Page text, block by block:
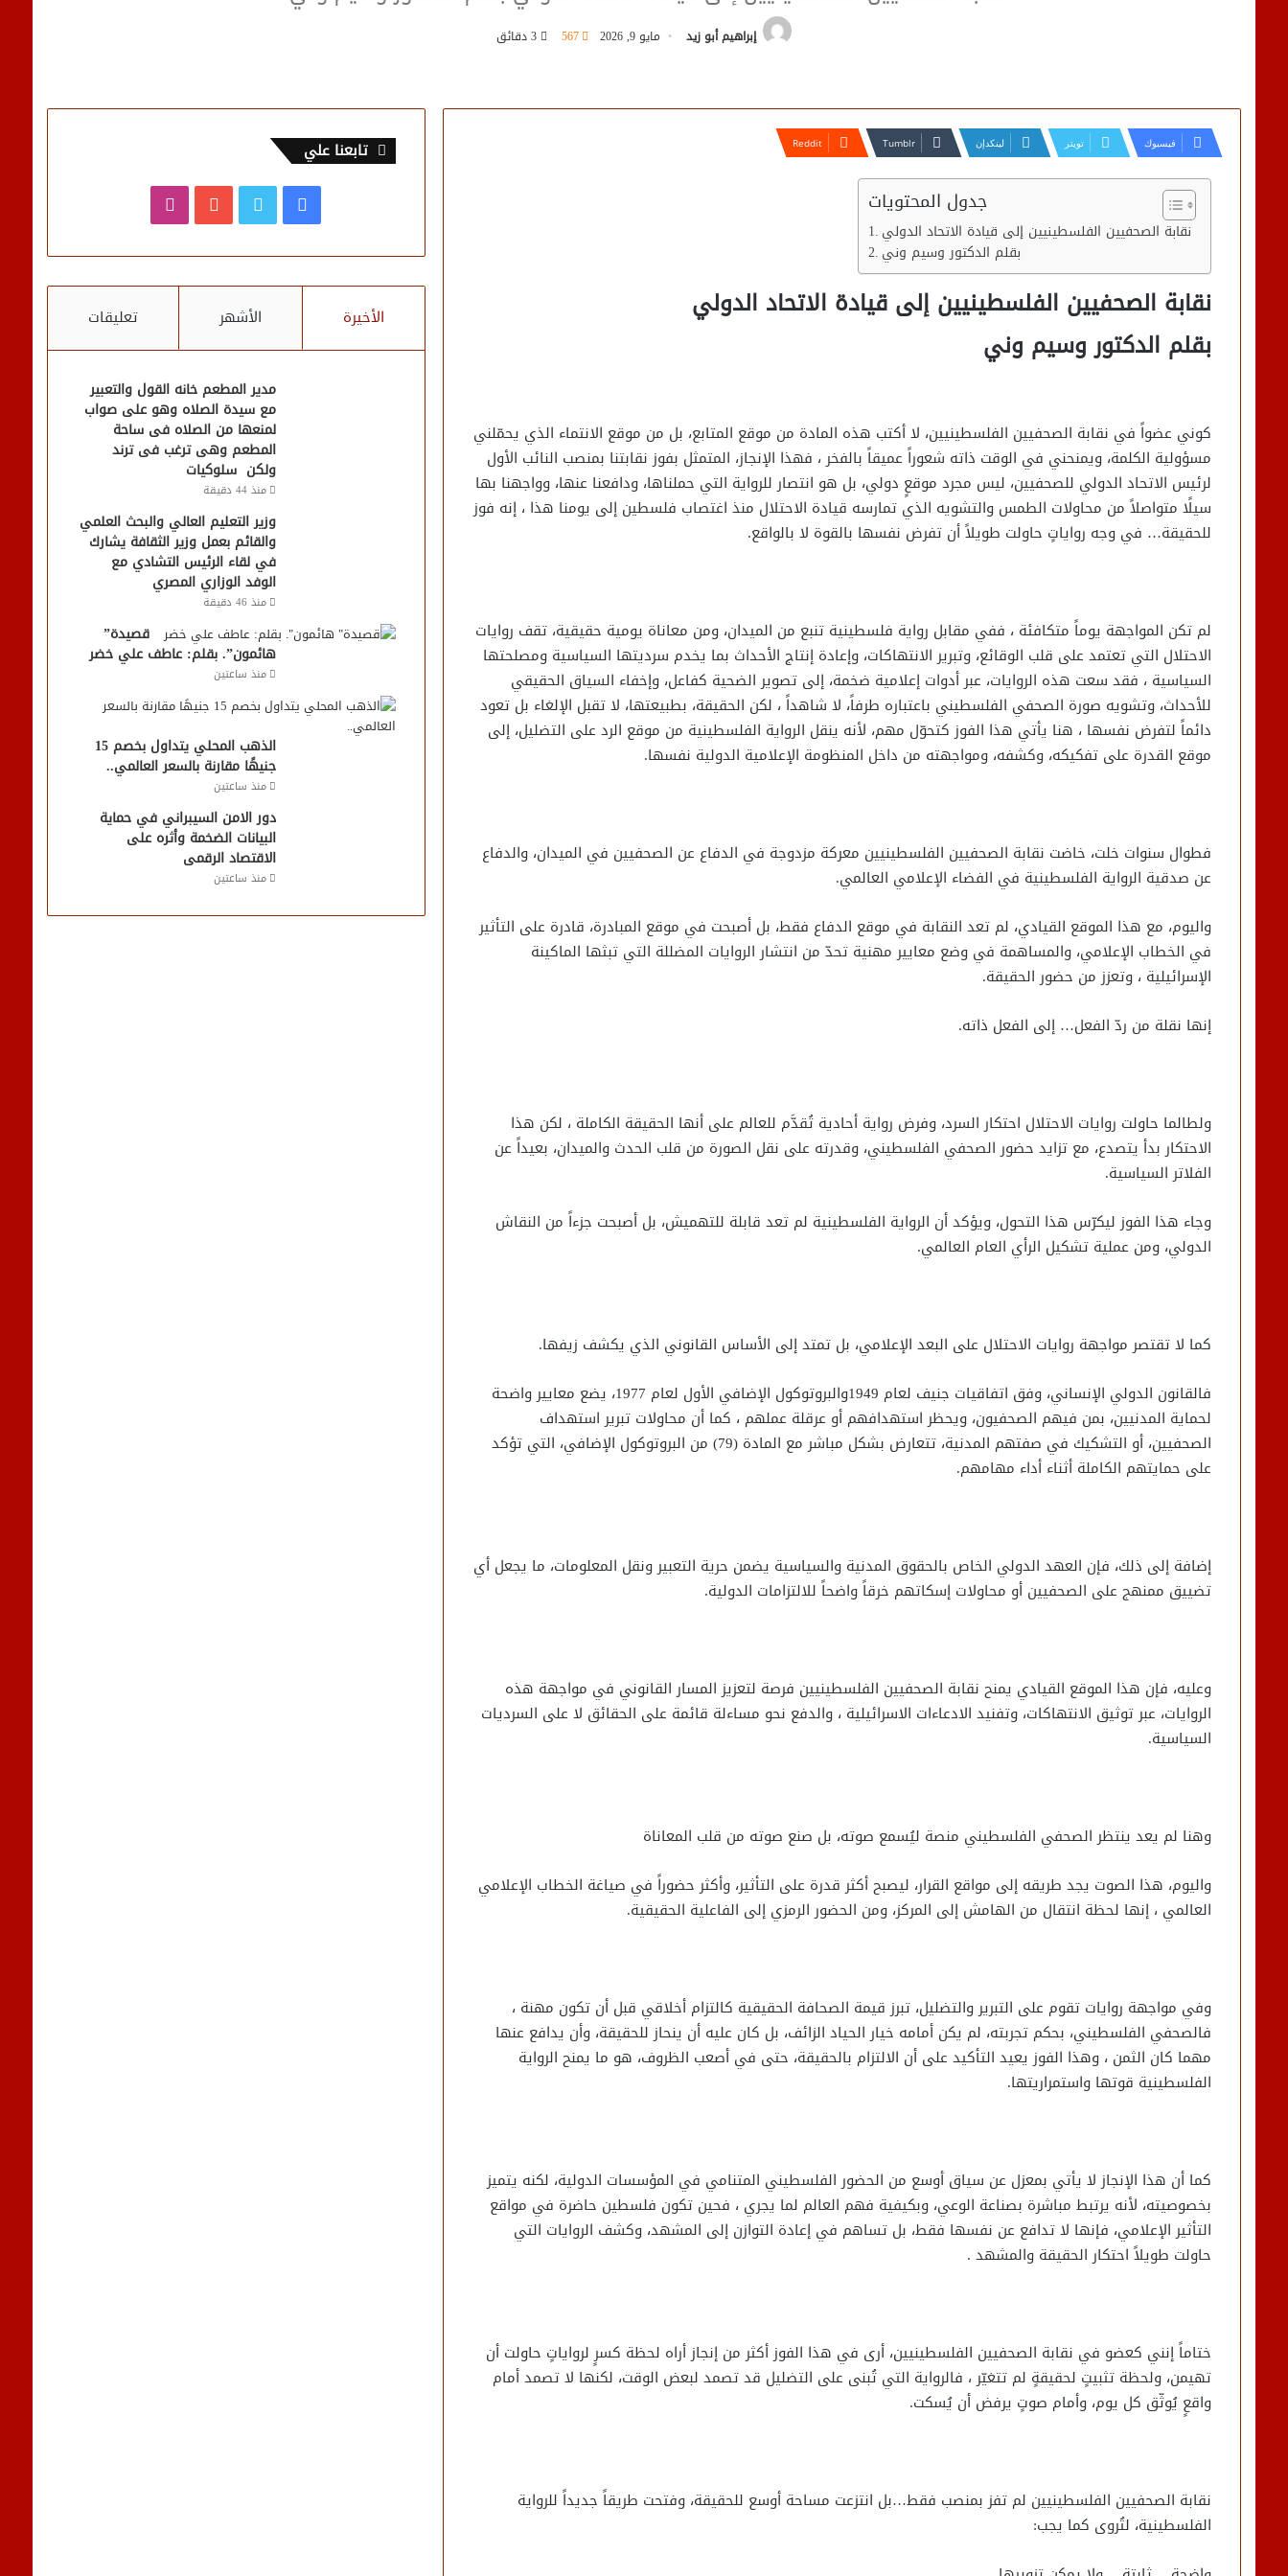
إبراهيم أبو زيد مايو 9, 2026 567
فيسبوك تويتر لينكدإن
جدول المحتويات
نقابة الصحفيين الفلسطينيين إلى قيادة الاتحاد الدولي
بقلم الدكتور وسيم وني
نقابة الصحفيين الفلسطينيين إلى قيادة الاتحاد الدولي
بقلم الدكتور وسيم وني
كوني عضواً في نقابة الصحفيين الفلسطينيين، لا أكتب هذه المادة من موقع المتابع، بل من موقع الانتماء الذي يحمّلني
مسؤولية الكلمة، ويمنحني في الوقت ذاته شعوراً عميقاً بالفخر ، فهذا الإنجاز، المتمثل بفوز نقابتنا بمنصب النائب الأول
لرئيس الاتحاد الدولي للصحفيين، ليس مجرد موقعٍ دولي، بل هو انتصار للرواية التي حملناها، ودافعنا عنها، وواجهنا بها
سيلًا متواصلاً من محاولات الطمس والتشويه الذي تمارسه قيادة الاحتلال منذ اغتصاب فلسطين إلى يومنا هذا ، إنه فوز
للحقيقة… في وجه رواياتٍ حاولت طويلاً أن تفرض نفسها بالقوة لا بالواقع.
لم تكن المواجهة يوماً متكافئة ، ففي مقابل رواية فلسطينية تنبع من الميدان، ومن معاناة يومية حقيقية، تقف روايات
الاحتلال التي تعتمد على قلب الوقائع، وتبرير الانتهاكات، وإعادة إنتاج الأحداث بما يخدم سرديتها السياسية ومصلحتها
السياسية ، فقد سعت هذه الروايات، عبر أدوات إعلامية ضخمة، إلى تصوير الضحية كفاعل، وإخفاء السياق الحقيقي
للأحداث، وتشويه صورة الصحفي الفلسطيني باعتباره طرفاً، لا شاهداً ، لكن الحقيقة، بطبيعتها، لا تقبل الإلغاء بل تعود
دائماً لتفرض نفسها ، هنا يأتي هذا الفوز كتحوّل مهم، لأنه ينقل الرواية الفلسطينية من موقع الرد على التضليل، إلى
موقع القدرة على تفكيكه، وكشفه، ومواجهته من داخل المنظومة الإعلامية الدولية نفسها.
فطوال سنوات خلت، خاضت نقابة الصحفيين الفلسطينيين معركة مزدوجة في الدفاع عن الصحفيين في الميدان، والدفاع
عن صدقية الرواية الفلسطينية في الفضاء الإعلامي العالمي.
واليوم، مع هذا الموقع القيادي، لم تعد النقابة في موقع الدفاع فقط، بل أصبحت في موقع المبادرة، قادرة على التأثير
في الخطاب الإعلامي، والمساهمة في وضع معايير مهنية تحدّ من انتشار الروايات المضللة التي تبثها الماكينة
الإسرائيلية ، وتعزز من حضور الحقيقة.
إنها نقلة من ردّ الفعل… إلى الفعل ذاته.
ولطالما حاولت روايات الاحتلال احتكار السرد، وفرض رواية أحادية تُقدَّم للعالم على أنها الحقيقة الكاملة ، لكن هذا
الاحتكار بدأ يتصدع، مع تزايد حضور الصحفي الفلسطيني، وقدرته على نقل الصورة من قلب الحدث والميدان، بعيداً عن
الفلاتر السياسية.
وجاء هذا الفوز ليكرّس هذا التحول، ويؤكد أن الرواية الفلسطينية لم تعد قابلة للتهميش، بل أصبحت جزءاً من النقاش
الدولي، ومن عملية تشكيل الرأي العام العالمي.
كما لا تقتصر مواجهة روايات الاحتلال على البعد الإعلامي، بل تمتد إلى الأساس القانوني الذي يكشف زيفها.
فالقانون الدولي الإنساني، وفق اتفاقيات جنيف لعام 1949والبروتوكول الإضافي الأول لعام 1977، يضع معايير واضحة
لحماية المدنيين، بمن فيهم الصحفيون، ويحظر استهدافهم أو عرقلة عملهم ، كما أن محاولات تبرير استهداف
الصحفيين، أو التشكيك في صفتهم المدنية، تتعارض بشكل مباشر مع المادة (79) من البروتوكول الإضافي، التي تؤكد
على حمايتهم الكاملة أثناء أداء مهامهم.
إضافة إلى ذلك، فإن العهد الدولي الخاص بالحقوق المدنية والسياسية يضمن حرية التعبير ونقل المعلومات، ما يجعل أي
تضييق ممنهج على الصحفيين أو محاولات إسكاتهم خرقاً واضحاً للالتزامات الدولية.
وعليه، فإن هذا الموقع القيادي يمنح نقابة الصحفيين الفلسطينيين فرصة لتعزيز المسار القانوني في مواجهة هذه
الروايات، عبر توثيق الانتهاكات، وتفنيد الادعاءات الاسرائيلية ، والدفع نحو مساءلة قائمة على الحقائق لا على السرديات
السياسية.
وهنا لم يعد ينتظر الصحفي الفلسطيني منصة ليُسمع صوته، بل صنع صوته من قلب المعاناة
واليوم، هذا الصوت يجد طريقه إلى مواقع القرار، ليصبح أكثر قدرة على التأثير، وأكثر حضوراً في صياغة الخطاب الإعلامي
العالمي ، إنها لحظة انتقال من الهامش إلى المركز، ومن الحضور الرمزي إلى الفاعلية الحقيقية.
وفي مواجهة روايات تقوم على التبرير والتضليل، تبرز قيمة الصحافة الحقيقية كالتزام أخلاقي قبل أن تكون مهنة ،
فالصحفي الفلسطيني، بحكم تجربته، لم يكن أمامه خيار الحياد الزائف، بل كان عليه أن ينحاز للحقيقة، وأن يدافع عنها
مهما كان الثمن ، وهذا الفوز يعيد التأكيد على أن الالتزام بالحقيقة، حتى في أصعب الظروف، هو ما يمنح الرواية
الفلسطينية قوتها واستمراريتها.
كما أن هذا الإنجاز لا يأتي بمعزل عن سياق أوسع من الحضور الفلسطيني المتنامي في المؤسسات الدولية، لكنه يتميز
بخصوصيته، لأنه يرتبط مباشرة بصناعة الوعي، وبكيفية فهم العالم لما يجري ، فحين تكون فلسطين حاضرة في مواقع
التأثير الإعلامي، فإنها لا تدافع عن نفسها فقط، بل تساهم في إعادة التوازن إلى المشهد، وكشف الروايات التي
حاولت طويلاً احتكار الحقيقة والمشهد .
ختاماً إنني كعضو في نقابة الصحفيين الفلسطينيين، أرى في هذا الفوز أكثر من إنجاز أراه لحظة كسرٍ لرواياتٍ حاولت أن
تهيمن، ولحظة تثبيتٍ لحقيقةٍ لم تتغيّر ، فالرواية التي تُبنى على التضليل قد تصمد لبعض الوقت، لكنها لا تصمد أمام
واقعٍ يُوثّق كل يوم، وأمام صوتٍ يرفض أن يُسكت.
نقابة الصحفيين الفلسطينيين لم تفز بمنصب فقط…بل انتزعت مساحة أوسع للحقيقة، وفتحت طريقاً جديداً للرواية
الفلسطينية، لتُروى كما يجب:
تابعنا علي
فيسبوك يوتيوب
الأخيرة الأشهر تعليقات
مدير المطعم خانه القول والتعبير
مع سيدة الصلاه وهو على صواب
لمنعها من الصلاه فى ساحة
المطعم وهى ترغب فى ترند
ولكن سلوكيات
منذ 44 دقيقة
وزير التعليم العالي والبحث العلمي
والقائم بعمل وزير الثقافة يشارك
في لقاء الرئيس التشادي مع
الوفد الوزاري المصري
منذ 46 دقيقة
قصيدة”
هائمون”. بقلم: عاطف علي خضر
منذ ساعتين
الذهب المحلي يتداول بخصم 15
جنيهًا مقارنة بالسعر العالمي..
منذ ساعتين
دور الامن السيبراني في حماية
البيانات الضخمة وأثره على
الاقتصاد الرقمى
منذ ساعتين